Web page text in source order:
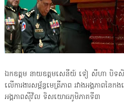
ឯកឧត្តម នាយឧត្តមសេនីយ៍ ទៀ សីហា បិទ
លើការងារសម្ព័ន្ធមេត្រីភាព រវាងអង្គភាពន
អង្គភាពស៊ីវិល ទិសយោធភូមិភាគទី៣